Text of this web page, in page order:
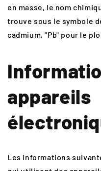
en masse, le nom
trouve sous le symbole
cadmium, "Pb" pour le
appareils
Les informations